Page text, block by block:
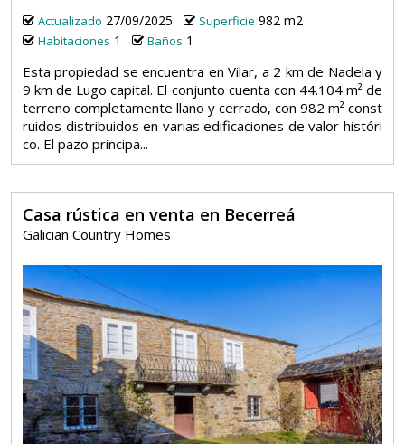
Actualizado 27/09/2025 Superficie 982 m2
Habitaciones 1 Baños 1
Esta propiedad se encuentra en Vilar, a 2 km de Nadela y
9 km de Lugo capital. El conjunto cuenta con 44.104 m² de
terreno completamente llano y cerrado, con 982 m² const
ruidos distribuidos en varias edificaciones de valor históri
co. El pazo principa...
Casa rústica en venta en Becerreá
Galician Country Homes